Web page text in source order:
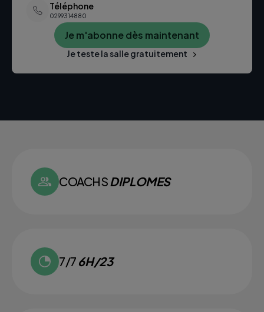
Téléphone
0299314880
Je m'abonne dès maintenant
Je teste la salle gratuitement
COACHSDIPLOMES
7/7 6H/23